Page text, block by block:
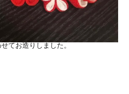
てお造りしました。